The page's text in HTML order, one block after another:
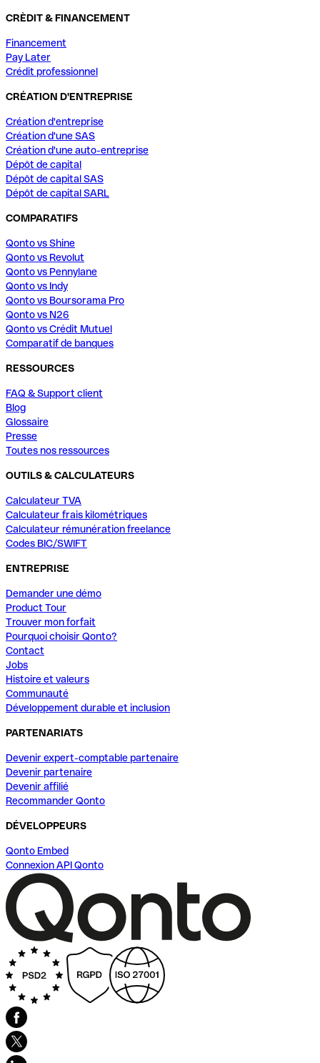
CRÈDIT & FINANCEMENT
Financement
Pay Later
Crédit professionnel
CRÉATION D'ENTREPRISE
Création d'entreprise
Création d'une SAS
Création d'une auto-entreprise
Dépôt de capital
Dépôt de capital SAS
Dépôt de capital SARL
COMPARATIFS
Qonto vs Shine
Qonto vs Revolut
Qonto vs Pennylane
Qonto vs Indy
Qonto vs Boursorama Pro
Qonto vs N26
Qonto vs Crédit Mutuel
Comparatif de banques
RESSOURCES
FAQ & Support client
Blog
Glossaire
Presse
Toutes nos ressources
OUTILS & CALCULATEURS
Calculateur TVA
Calculateur frais kilométriques
Calculateur rémunération freelance
Codes BIC/SWIFT
ENTREPRISE
Demander une démo
Product Tour
Trouver mon forfait
Pourquoi choisir Qonto?
Contact
Jobs
Histoire et valeurs
Communauté
Développement durable et inclusion
PARTENARIATS
Devenir expert-comptable partenaire
Devenir partenaire
Devenir affilié
Recommander Qonto
DÉVELOPPEURS
Qonto Embed
Connexion API Qonto